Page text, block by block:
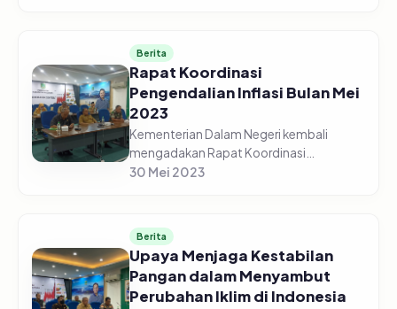
Berita
Rapat Koordinasi
Pengendalian Inflasi Bulan Mei
2023
Kementerian Dalam Negeri kembali
mengadakan Rapat Koordinasi
Pengendalian Pangan pada Senin pagi,
sekaligus memimp...
30 Mei 2023
Berita
Upaya Menjaga Kestabilan
Pangan dalam Menyambut
Perubahan Iklim di Indonesia